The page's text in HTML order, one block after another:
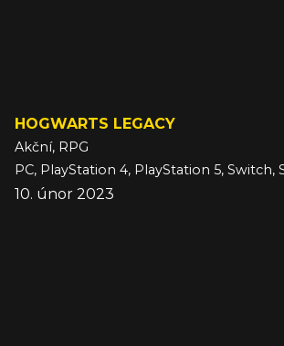
HOGWARTS LEGACY
Akční, RPG
10. únor 2023